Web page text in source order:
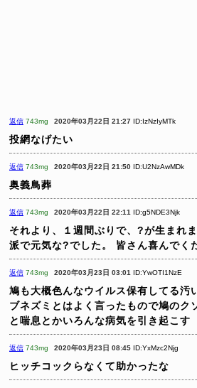
返信 743mg 2020年03月22日 21:27 ID:IzNzIyMTk
投網なげたい
返信 743mg 2020年03月22日 21:50 ID:U2NzAwMDk
奥義鳥葬
返信 743mg 2020年03月22日 22:11 ID:g5NDE3Njk
それより、１週間ぶりで、?が生まれま
派で元気な?でした。
皆さん喜んでく
返信 743mg 2020年03月23日 03:01 ID:YwOTI1NzE
鳩も大概色んなウイルス保有してる汚
ブネズミとはよく言ったもので鳩のク
と喘息とかいろんな病気を引き起こす
返信 743mg 2020年03月23日 08:45 ID:YxMzc2Njg
ヒッチコックらなくて助かったな